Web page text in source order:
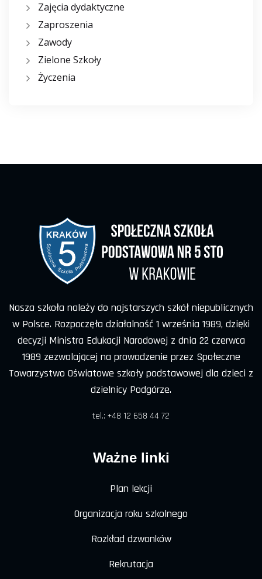
Zajęcia dydaktyczne
Zaproszenia
Zawody
Zielone Szkoły
Życzenia
Nasza szkoła należy do najstarszych szkół niepublicznych
w Polsce. Rozpoczęła działalność 1 września 1989, dzięki
decyzji Ministra Edukacji Narodowej z dnia 22 czerwca
1989 zezwalającej na prowadzenie przez Społeczne
Towarzystwo Oświatowe szkoły podstawowej dla dzieci z
dzielnicy Podgórze.
tel.: +48 12 658 44 72
Ważne linki
Plan lekcji
Organizacja roku szkolnego
Rozkład dzwonków
Rekrutacja